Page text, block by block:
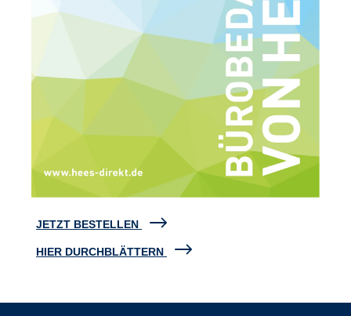
JETZT BESTELLEN
HIER DURCHBLÄTTERN